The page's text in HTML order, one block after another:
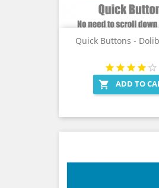
Quick Buttons -
 ADD TO